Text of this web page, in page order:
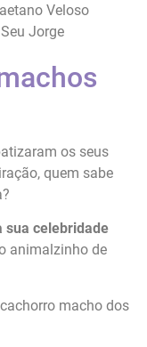
Veloso
Jorge
os seus
quem sabe
sua celebridade
animalzinho de
macho dos